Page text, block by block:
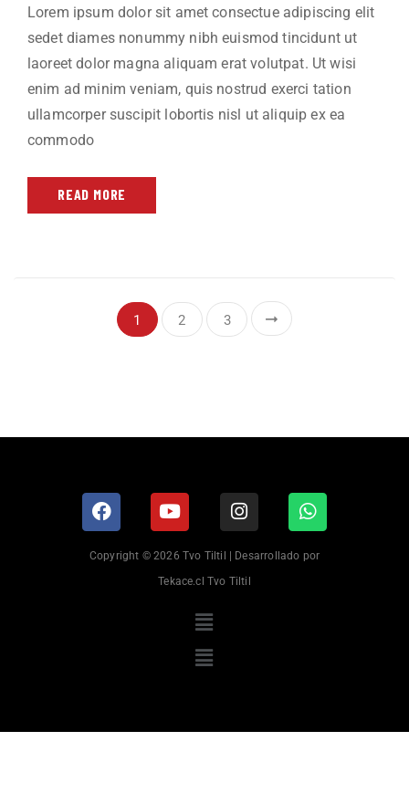
Lorem ipsum dolor sit amet consectue adipiscing elit
sedet diames nonummy nibh euismod tincidunt ut
laoreet dolor magna aliquam erat volutpat. Ut wisi
enim ad minim veniam, quis nostrud exerci tation
ullamcorper suscipit lobortis nisl ut aliquip ex ea
commodo
READ MORE
1 2 3
Copyright © 2026 Tvo Tiltil | Desarrollado por
Tekace.cl Tvo Tiltil